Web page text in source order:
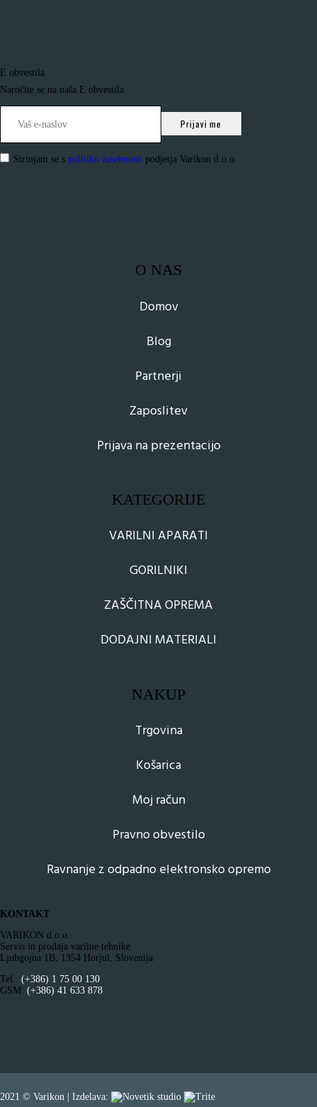
E obvestila
Naročite se na naša E obvestila
Strinjam se s politiko zasebnosti podjetja Varikon d.o.o.
O NAS
Domov
Blog
Partnerji
Zaposlitev
Prijava na prezentacijo
KATEGORIJE
VARILNI APARATI
GORILNIKI
ZAŠČITNA OPREMA
DODAJNI MATERIALI
NAKUP
Trgovina
Košarica
Moj račun
Pravno obvestilo
Ravnanje z odpadno elektronsko opremo
KONTAKT
VARIKON d.o.o.
Servis in prodaja varilne tehnike
Ljubgojna 1B, 1354 Horjul, Slovenija
Tel.: (+386) 1 75 00 130
GSM: (+386) 41 633 878
2021 © Varikon | Izdelava: